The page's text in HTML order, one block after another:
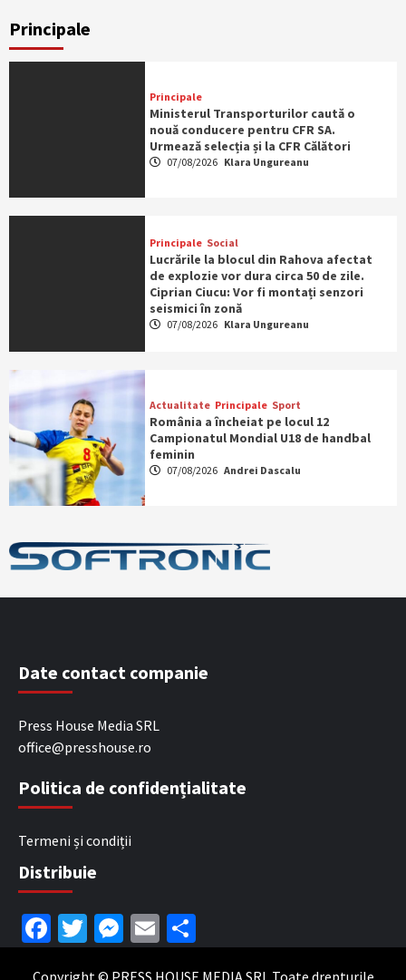
Principale
Principale
Ministerul Transporturilor caută o
nouă conducere pentru CFR SA.
Urmează selecția și la CFR Călători
07/08/2026 Klara Ungureanu
Principale Social
Lucrările la blocul din Rahova afectat
de explozie vor dura circa 50 de zile.
Ciprian Ciucu: Vor fi montați senzori
seismici în zonă
07/08/2026 Klara Ungureanu
Actualitate Principale Sport
România a încheiat pe locul 12
Campionatul Mondial U18 de handbal
feminin
07/08/2026 Andrei Dascalu
Date contact companie
Press House Media SRL
office@presshouse.ro
Politica de confidențialitate
Termeni și condiții
Distribuie
Facebook
Twitter
Messenger
Email